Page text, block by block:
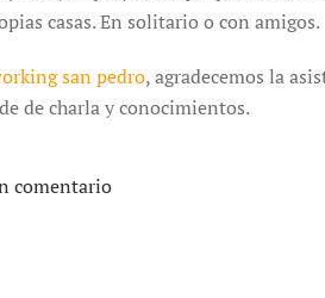
casas. En solitario o con amigos.
san pedro, agradecemos la
de charla y conocimientos.
comentario